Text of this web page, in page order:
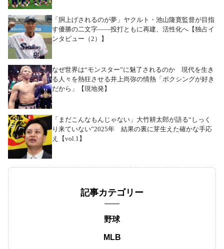
「胴上げされるのが夢」ヤクルト・池山隆寛監督が目指
す優勝の二文字――投打ともに再建、活性化へ【独占イ
ンタビュー（2）】
なぜ世界は“モンスター”に魅了されるのか 現代を生き
る人々を熱狂させる井上尚弥の情熱「ボクシングが好き
だから」【現地発】
「まだこんなもんじゃない」大竹耕太郎が語る“しっく
り来ていない”2025年 結果の裏に芽生えた確かな手応
え【vol.1】
記事カテゴリー
野球
MLB